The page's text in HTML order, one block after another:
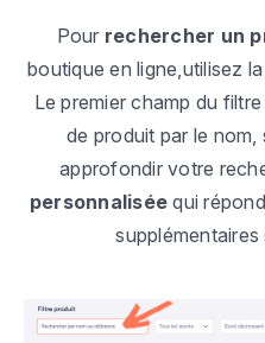
Pour rechercher un
boutique en ligne,utilisez
Le premier champ du
de produit par le
approfondir votre
personnalisée qui